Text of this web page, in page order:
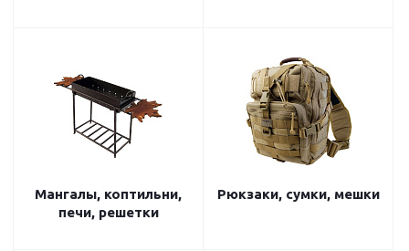
Мангалы, коптильни,
печи, решетки
Рюкзаки, сумки, мешки